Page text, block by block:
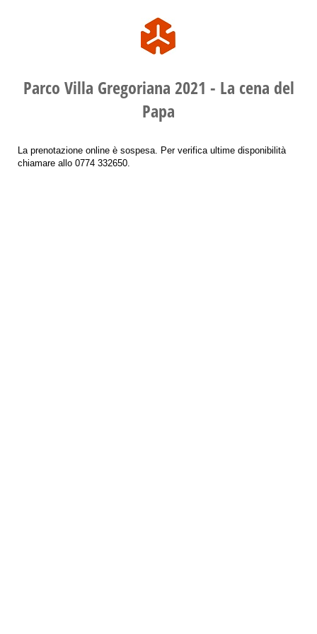
Parco Villa Gregoriana 2021 - La cena del
Papa
La prenotazione online è sospesa. Per verifica ultime disponibilità
chiamare allo 0774 332650.